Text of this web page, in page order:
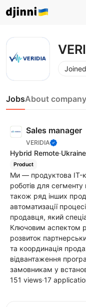
JobsAbout company
Sales manager
VERIDIA
Hybrid Remote·Ukraine
Product
Ми — продуктова IT-
роботів для
також ряд інших
автоматизації
продавця, який
Ключовим аспектом
розвиток
та координація
відвантаження
замовникам у
151 views·17